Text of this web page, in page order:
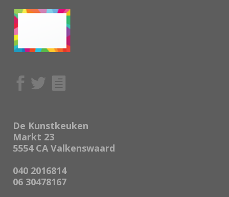
De Kunstkeuken
Markt 23
5554 CA Valkenswaard
040 2016814
06 30478167